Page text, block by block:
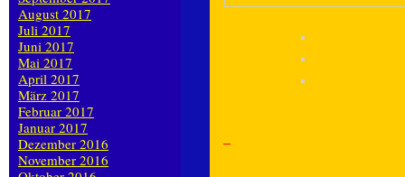
August 2017
Juli 2017
Juni 2017
Mai 2017
April 2017
März 2017
Februar 2017
Januar 2017
Dezember 2016
November 2016